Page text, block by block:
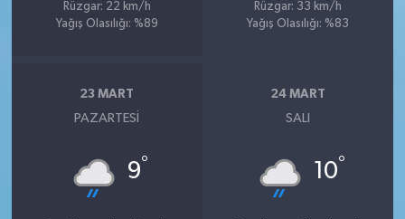
Rüzgar: 22 km/h
Yağış Olasılığı: %89
Rüzgar: 33 km/h
Yağış Olasılığı: %83
23 MART
PAZARTESI
9°
24 MART
SALI
10°